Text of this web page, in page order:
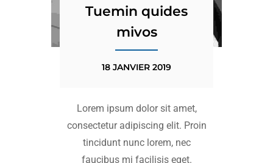
Tuemin quides
mivos
18 JANVIER 2019
Lorem ipsum dolor sit amet,
consectetur adipiscing elit. Proin
tincidunt nunc lorem, nec
faucibus mi facilisis eget.